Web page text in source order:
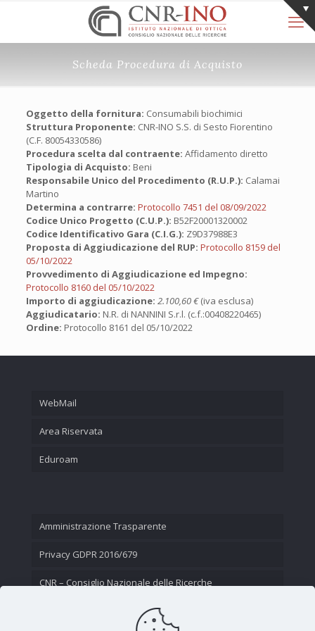
Scheda Procedura di Acquisto
Oggetto della fornitura: Consumabili biochimici
Struttura Proponente: CNR-INO S.S. di Sesto Fiorentino
(C.F. 80054330586)
Procedura scelta dal contraente: Affidamento diretto
Tipologia di Acquisto: Beni
Responsabile Unico del Procedimento (R.U.P.): Calamai
Martino
Determina a contrarre: Protocollo 7451 del 08/09/2022
Codice Unico Progetto (C.U.P.): B52F20001320002
Codice Identificativo Gara (C.I.G.): Z9D37988E3
Proposta di Aggiudicazione del RUP: Protocollo 8159 del
05/10/2022
Provvedimento di Aggiudicazione ed Impegno:
Protocollo 8160 del 05/10/2022
Importo di aggiudicazione: 2.100,60 €(iva esclusa)
Aggiudicatario: N.R. di NANNINI S.r.l. (c.f.:00408220465)
Ordine: Protocollo 8161 del 05/10/2022
WebMail
Area Riservata
Eduroam
Amministrazione Trasparente
Privacy GDPR 2016/679
CNR – Consiglio Nazionale delle Ricerche